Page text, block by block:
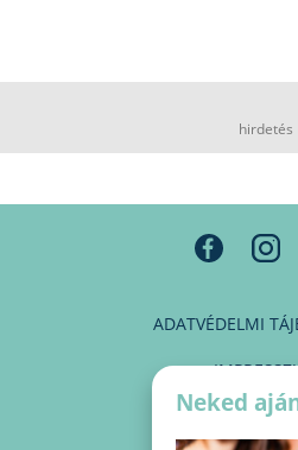
hirdetés
ADATVÉDELMI
Neked